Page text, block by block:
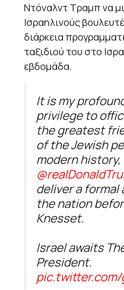
Ντόναλντ Τραμπ να
Ισραηλινούς
διάρκεια
ταξιδιού του στο
εβδομάδα.
It is my
privilege to
the greatest
of the Jewish
modern history,
deliver a formal
the nation
Knesset.
Israel awaits
President.
pic.twitter.com/